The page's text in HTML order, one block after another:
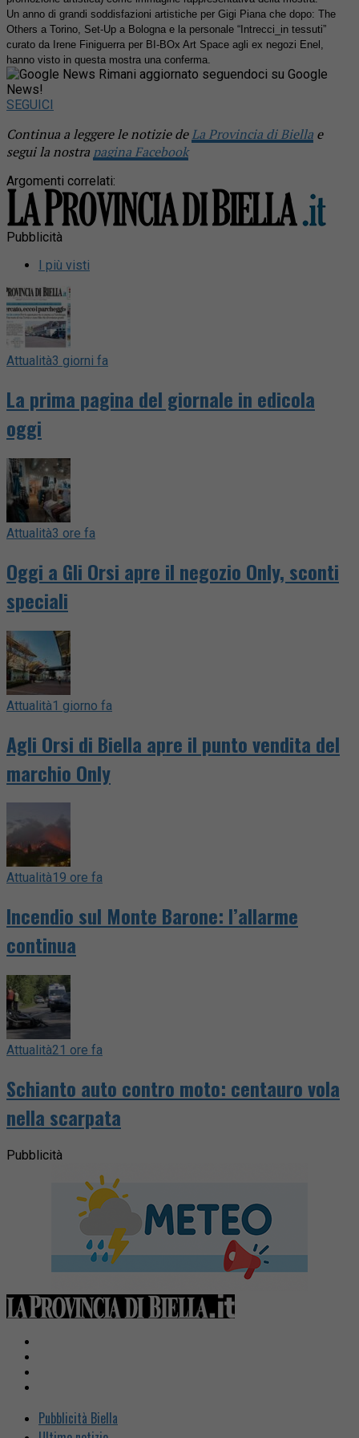
Un anno di grandi soddisfazioni artistiche per Gigi Piana che dopo: The
Others a Torino, Set-Up a Bologna e la personale “Intrecci_in tessuti”
curato da Irene Finiguerra per BI-BOx Art Space agli ex negozi Enel,
hanno visto in questa mostra una conferma.
Rimani aggiornato seguendoci su Google
News!
SEGUICI
Continua a leggere le notizie deLa Provincia di Biella e
segui la nostra pagina Facebook
Argomenti correlati:
Pubblicità
I più visti
Attualità3 giorni fa
La prima pagina del giornale in edicola
oggi
Attualità3 ore fa
Oggi a Gli Orsi apre il negozio Only, sconti
speciali
Attualità1 giorno fa
Agli Orsi di Biella apre il punto vendita del
marchio Only
Attualità19 ore fa
Incendio sul Monte Barone: l’allarme
continua
Attualità21 ore fa
Schianto auto contro moto: centauro vola
nella scarpata
Pubblicità
Pubblicità Biella